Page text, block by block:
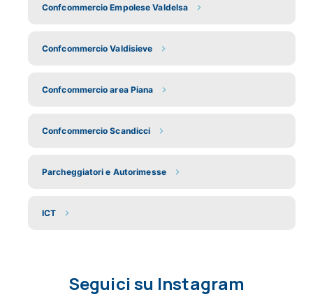
Confcommercio Empolese Valdelsa
Confcommercio Valdisieve
Confcommercio area Piana
Confcommercio Scandicci
Parcheggiatori e Autorimesse
ICT
Seguici su Instagram